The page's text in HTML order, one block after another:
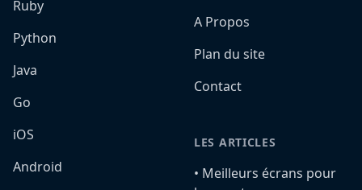
Ruby
Python
Java
Go
iOS
Android
A Propos
Plan du site
Contact
LES ARTICLES
•️ Meilleurs écrans pour